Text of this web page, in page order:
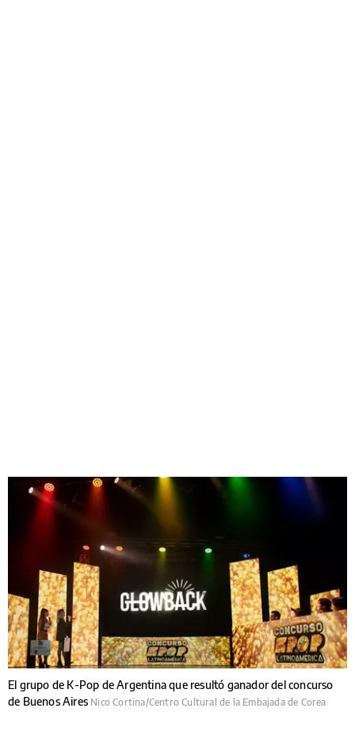
El grupo de K-Pop de Argentina que resultó ganador del concurso
de Buenos Aires Nico Cortina/Centro Cultural de la Embajada de Corea